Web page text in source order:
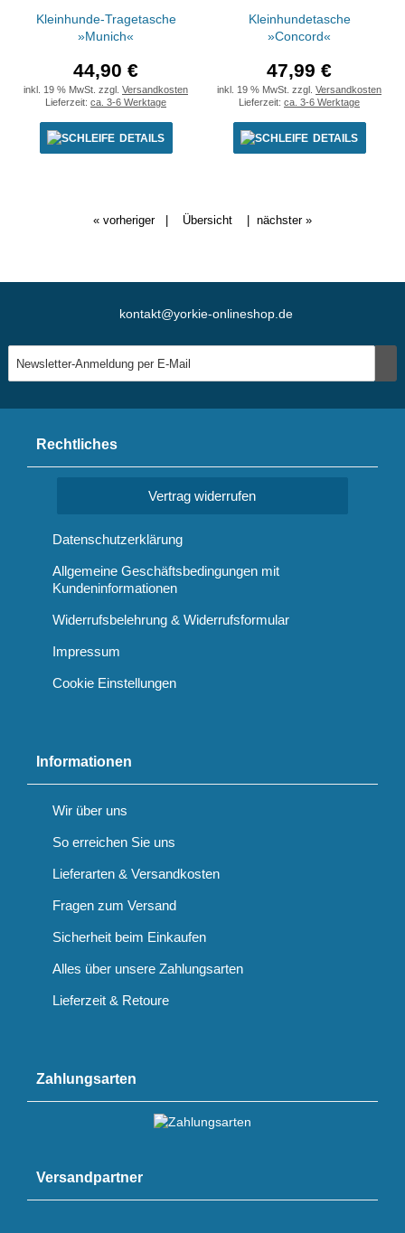
Kleinhunde-Tragetasche
»Munich«
44,90 €
inkl. 19 % MwSt. zzgl. Versandkosten
Lieferzeit: ca. 3-6 Werktage
DETAILS
Kleinhundetasche
»Concord«
47,99 €
inkl. 19 % MwSt. zzgl. Versandkosten
Lieferzeit: ca. 3-6 Werktage
DETAILS
« vorheriger| Übersicht nächster »
kontakt@yorkie-onlineshop.de
Rechtliches
Vertrag widerrufen
Datenschutzerklärung
Allgemeine Geschäftsbedingungen mit
Kundeninformationen
Widerrufsbelehrung & Widerrufsformular
Impressum
Cookie Einstellungen
Informationen
Wir über uns
So erreichen Sie uns
Lieferarten & Versandkosten
Fragen zum Versand
Sicherheit beim Einkaufen
Alles über unsere Zahlungsarten
Lieferzeit & Retoure
Zahlungsarten
Versandpartner